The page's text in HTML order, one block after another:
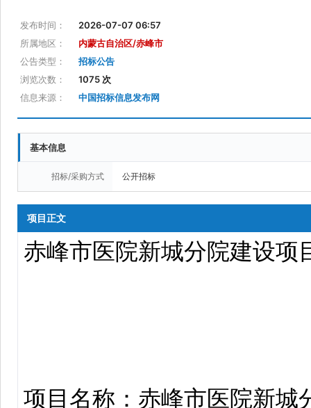
发布时间：
2026-07-07 06:57
所属地区：
内蒙古自治区/赤峰市
公告类型：
招标公告
浏览次数：
1075 次
信息来源：
中国招标信息发布网
基本信息
招标/采购方式 公开招标
项目正文